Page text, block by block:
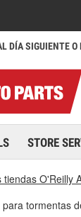
DÍA SIGUIENTE
STORE
tiendas O'Reilly
tormentas